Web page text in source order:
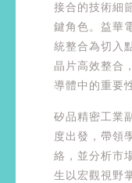
接合的技術細
鍵角色。益華
統整合為切入
晶片高效整合
導體中的重要
矽品精密工業
度出發，帶領
絡，並分析市
生以宏觀視野